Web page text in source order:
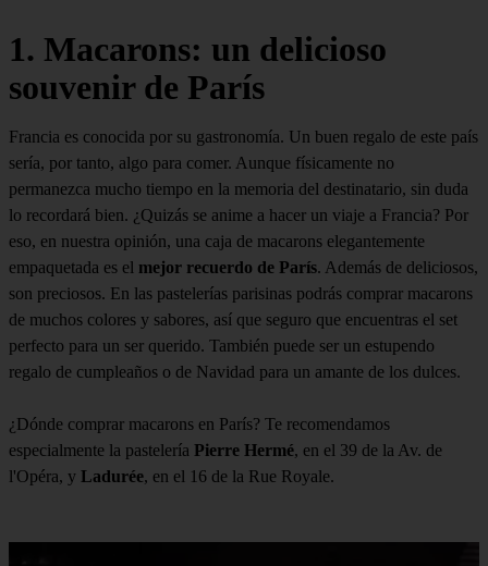
1. Macarons: un delicioso
souvenir de París
Francia es conocida por su gastronomía. Un buen regalo de este país
sería, por tanto, algo para comer. Aunque físicamente no
permanezca mucho tiempo en la memoria del destinatario, sin duda
lo recordará bien. ¿Quizás se anime a hacer un viaje a Francia? Por
eso, en nuestra opinión, una caja de macarons elegantemente
empaquetada es el mejor recuerdo de París. Además de deliciosos,
son preciosos. En las pastelerías parisinas podrás comprar macarons
de muchos colores y sabores, así que seguro que encuentras el set
perfecto para un ser querido. También puede ser un estupendo
regalo de cumpleaños o de Navidad para un amante de los dulces.
¿Dónde comprar macarons en París? Te recomendamos
especialmente la pastelería Pierre Hermé, en el 39 de la Av. de
l'Opéra, y Ladurée, en el 16 de la Rue Royale.